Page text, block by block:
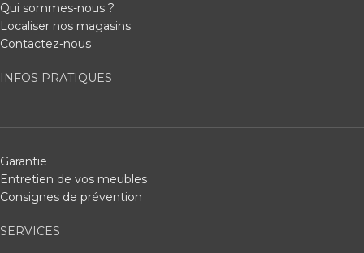
Qui sommes-nous ?
Localiser nos magasins
Contactez-nous
INFOS PRATIQUES
Garantie
Entretien de vos meubles
Consignes de prévention
SERVICES